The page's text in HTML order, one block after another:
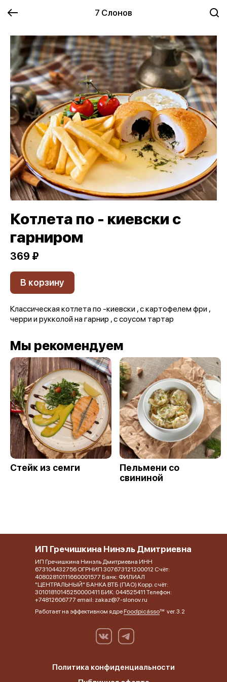
7 Слонов
Котлета по - киевски с
гарниром
369 ₽
В корзину
Классическая котлета по -киевски , с картофелем фри ,
черри и рукколой на гарнир , с соусом тартар
Мы рекомендуем
Стейк из семги
Пельмени со
свининой
ИП Гречишкина Нинэль Дмитриевна
ИП Гречишкина Нинэль Дмитриевна ИНН
673104432756 ОГРНИП 307673121200012 Счёт:
40802810111660001577 Банк: ФИЛИАЛ
"ЦЕНТРАЛЬНЫЙ" БАНКА ВТБ (ПАО) Корр. счёт:
30101810145250000411 БИК: 044525411 Телефон:
+74812606777 email: zakaz@7-slonov.ru
Работает на эффективном ядреFoodpicássover. 3.2
Политика конфиденциальности